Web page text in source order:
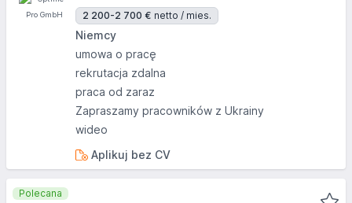
2 200-2 700 € netto / mies.
Niemcy
umowa o pracę
rekrutacja zdalna
praca od zaraz
Zapraszamy pracowników z Ukrainy
wideo
Aplikuj bez CV
Polecana